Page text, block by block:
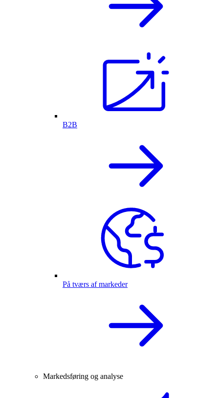
B2B
På tværs af markeder
Markedsføring og analyse